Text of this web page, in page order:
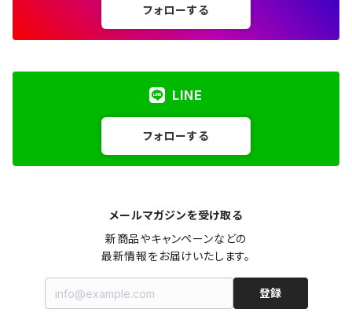
フォローする
LINE
フォローする
メールマガジンを受け取る
新商品やキャンペーンなどの
最新情報をお届けいたします。
登録